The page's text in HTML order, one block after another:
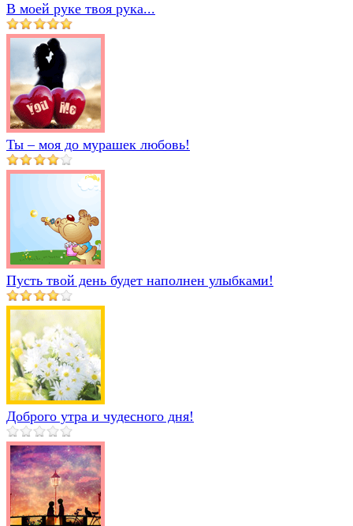
В моей руке твоя рука...
Ты – моя до мурашек любовь!
Пусть твой день будет наполнен улыбками!
Доброго утра и чудесного дня!